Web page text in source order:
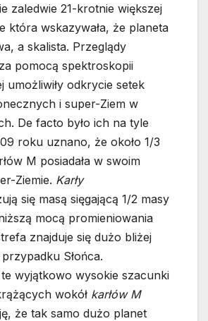
zaledwie 21-krotnie większej
która wskazywała, że planeta
a skalista. Przeglądy
pomocą spektroskopii
umożliwiły odkrycie setek
i super-Ziem w
De facto było ich na tyle
roku uznano, że około 1/3
M posiadała w swoim
Ziemie. Karły
się masą sięgającą 1/2 masy
mocą promieniowania
znajduje się dużo bliżej
Słońca.
wyjątkowo wysokie szacunki
wokół karłów M
że tak samo dużo planet